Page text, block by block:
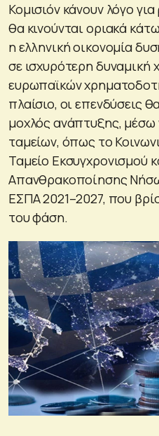
Κομισιόν κάνουν λόγο
θα κινούνται οριακά
η ελληνική οικονομία
σε ισχυρότερη
ευρωπαϊκών
πλαίσιο, οι επενδύσεις
μοχλός ανάπτυξης,
ταμείων, όπως το
Ταμείο Εκσυγχρονισμού
Απανθρακοποίησης
ΕΣΠΑ 2021–2027, που
του φάση.